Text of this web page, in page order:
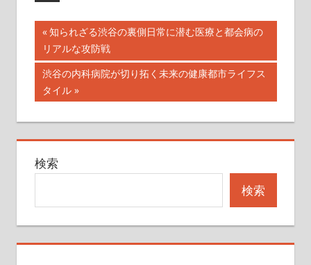
投
稿
ナ
ビ
ゲ
ー
ョ
ン
前
の
記
事:
知られざる渋谷の裏側日常に潜む医療と都会病の
リアルな攻防戦
次
の
記
事:
渋谷の内科病院が切り拓く未来の健康都市ライフス
タイル
検索
検索